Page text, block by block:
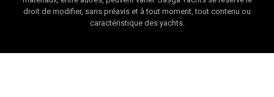
droit de modifier, sans préavis et à tout moment, tout contenu ou
caractéristique des yachts.